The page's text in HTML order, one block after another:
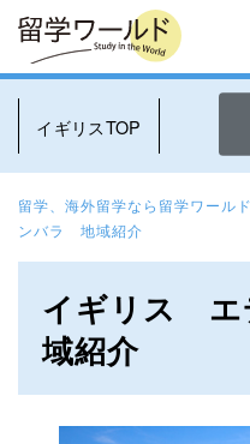
イギリスTOP
留学、海外留学なら留学ワールド
ンバラ 地域紹介
イギリス
域紹介